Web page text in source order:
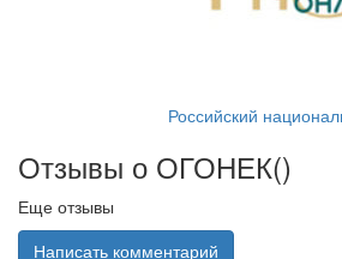
Российский
Отзывы о ОГОНЕК()
Еще отзывы
Написать комментарий